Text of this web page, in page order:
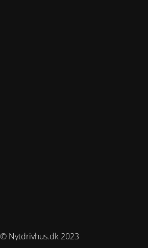
© Nytdrivhus.dk 2023